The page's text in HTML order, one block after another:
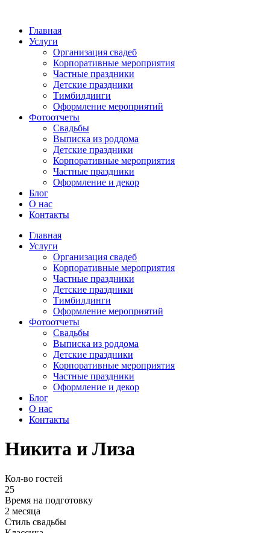
Главная
Услуги
Организация свадеб
Корпоративные мероприятия
Частные праздники
Детские праздники
Тимбилдинги
Оформление мероприятий
Фотоотчеты
Cвадьбы
Выписка из роддома
Детские праздники
Корпоративные мероприятия
Частные праздники
Оформление и декор
Блог
О нас
Контакты
Главная
Услуги
Организация свадеб
Корпоративные мероприятия
Частные праздники
Детские праздники
Тимбилдинги
Оформление мероприятий
Фотоотчеты
Cвадьбы
Выписка из роддома
Детские праздники
Корпоративные мероприятия
Частные праздники
Оформление и декор
Блог
О нас
Контакты
Никита и Лиза
Кол-во гостей
25
Время на подготовку
2 месяца
Стиль свадьбы